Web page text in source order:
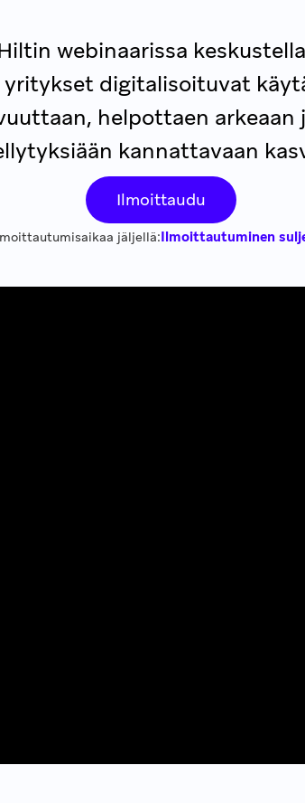
webinaarissa
yritykset digitalisoituvat
helpottaen arkeaan
kannattavaan
Ilmoittaudu
jäljellä:Ilmoittautuminen